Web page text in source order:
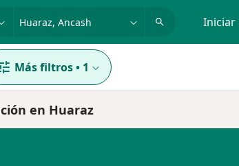
Iniciar
Más filtros• 1
en Huaraz